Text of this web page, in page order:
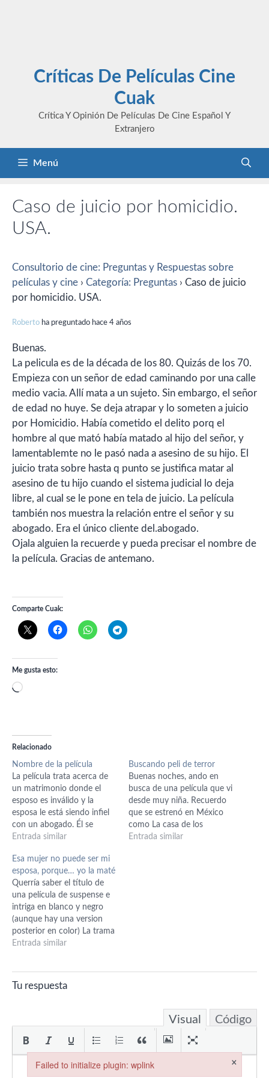
Críticas De Películas Cine
Cuak
Crítica Y Opinión De Películas De Cine Español Y
Extranjero
Menú
Caso de juicio por homicidio.
USA.
Consultorio de cine: Preguntas y Respuestas sobre
películas y cine › Categoría: Preguntas › Caso de juicio
por homicidio. USA.
Roberto ha preguntado hace 4 años
Buenas.
La pelicula es de la década de los 80. Quizás de los 70.
Empieza con un señor de edad caminando por una calle
medio vacia. Allí mata a un sujeto. Sin embargo, el señor
de edad no huye. Se deja atrapar y lo someten a juicio
por Homicidio. Había cometido el delito porq el
hombre al que mató había matado al hijo del señor, y
lamentablemte no le pasó nada a asesino de su hijo. El
juicio trata sobre hasta q punto se justifica matar al
asesino de tu hijo cuando el sistema judicial lo deja
libre, al cual se le pone en tela de juicio. La película
también nos muestra la relación entre el señor y su
abogado. Era el único cliente del.abogado.
Ojala alguien la recuerde y pueda precisar el nombre de
la película. Gracias de antemano.
Comparte Cuak:
Me gusta esto:
Cargando...
Relacionado
Nombre de la película
La película trata acerca de
un matrimonio donde el
esposo es inválido y la
esposa le está siendo infiel
con un abogado. Él se
entera y la asesina. Cuando
abogado lo apuñala en la
pierna para asegurarse de
que estaba realmente
inválido, porque él
sospechaba…
Entrada similar
Buscando peli de terror
Buenas noches, ando en
busca de una película que vi
desde muy niña. Recuerdo
que se estrenó en México
como La casa de los
muertos, pero ya saben que
Entrada similar
Esa mujer no puede ser mi
esposa, porque… yo la maté
Querría saber el título de
una película de suspense e
intriga en blanco y negro
(aunque hay una version
posterior en color) La trama
va sobre un hombre que
(supuestamente) esposa. El
Entrada similar
Tu respuesta
Visual Código
Failed to initialize plugin: wplink ×